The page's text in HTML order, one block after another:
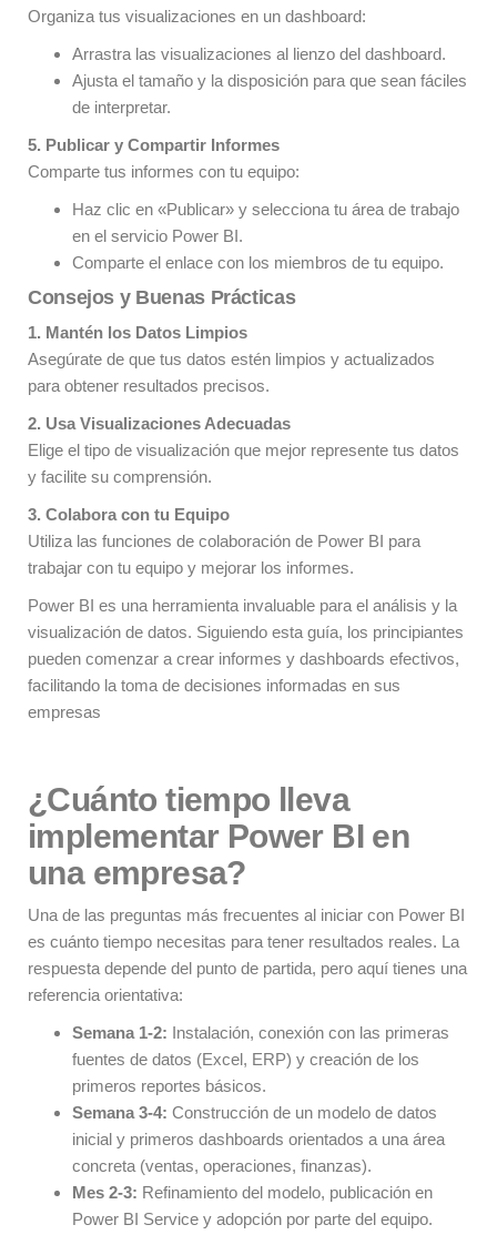
Organiza tus visualizaciones en un dashboard:
Arrastra las visualizaciones al lienzo del dashboard.
Ajusta el tamaño y la disposición para que sean fáciles
de interpretar.
5. Publicar y Compartir Informes
Comparte tus informes con tu equipo:
Haz clic en «Publicar» y selecciona tu área de trabajo
en el servicio Power BI.
Comparte el enlace con los miembros de tu equipo.
Consejos y Buenas Prácticas
1. Mantén los Datos Limpios
Asegúrate de que tus datos estén limpios y actualizados
para obtener resultados precisos.
2. Usa Visualizaciones Adecuadas
Elige el tipo de visualización que mejor represente tus datos
y facilite su comprensión.
3. Colabora con tu Equipo
Utiliza las funciones de colaboración de Power BI para
trabajar con tu equipo y mejorar los informes.
Power BI es una herramienta invaluable para el análisis y la
visualización de datos. Siguiendo esta guía, los principiantes
pueden comenzar a crear informes y dashboards efectivos,
facilitando la toma de decisiones informadas en sus
empresas
¿Cuánto tiempo lleva
implementar Power BI en
una empresa?
Una de las preguntas más frecuentes al iniciar con Power BI
es cuánto tiempo necesitas para tener resultados reales. La
respuesta depende del punto de partida, pero aquí tienes una
referencia orientativa:
Semana 1-2: Instalación, conexión con las primeras
fuentes de datos (Excel, ERP) y creación de los
primeros reportes básicos.
Semana 3-4: Construcción de un modelo de datos
inicial y primeros dashboards orientados a una área
concreta (ventas, operaciones, finanzas).
Mes 2-3: Refinamiento del modelo, publicación en
Power BI Service y adopción por parte del equipo.